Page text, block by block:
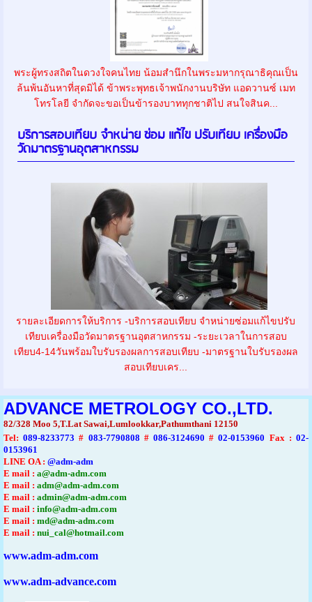
พระผู้ทรงสถิตในดวงใจคนไทย น้อมสำนึกในพระมหากรุณาธิคุณเป็น
ล้นพ้นอันหาที่สุดมิได้ ข้าพระพุทธเจ้าพนักงานบริษัท แอดวานซ์ เมท
โทรโลยี จำกัดจะขอเป็นข้ารองบาททุกชาติไป สนใจสินค...
บริการสอบเทียบ จำหน่าย ซ่อม แก้ไข ปรับเทียบ เครื่องมือ
วัดมาตรฐานอุตสาหกรรม
รายละเอียดการให้บริการ -บริการสอบเทียบ จำหน่ายซ่อมแก้ไขปรับ
เทียบเครื่องมือวัดมาตรฐานอุตสาหกรรม -ระยะเวลาในการสอบ
เทียบ4-14วันพร้อมใบรับรองผลการสอบเทียบ -มาตรฐานใบรับรองผล
สอบเทียบเคร...
ADVANCE METROLOGY CO.,LTD.
82/328 Moo 5,T.Lat Sawai,Lumlookkar,Pathumthani 12150
Tel: 089-8233773 # 083-7790808 #086-3124690 #02-0153960 Fax :02-
0153961
LINE OA : @adm-adm
E mail : a@adm-adm.com
E mail : adm@adm-adm.com
E mail : admin@adm-adm.com
E mail : info@adm-adm.com
E mail : md@adm-adm.com
E mail : nui_cal@hotmail.com
www.adm-adm.com
www.adm-advance.com